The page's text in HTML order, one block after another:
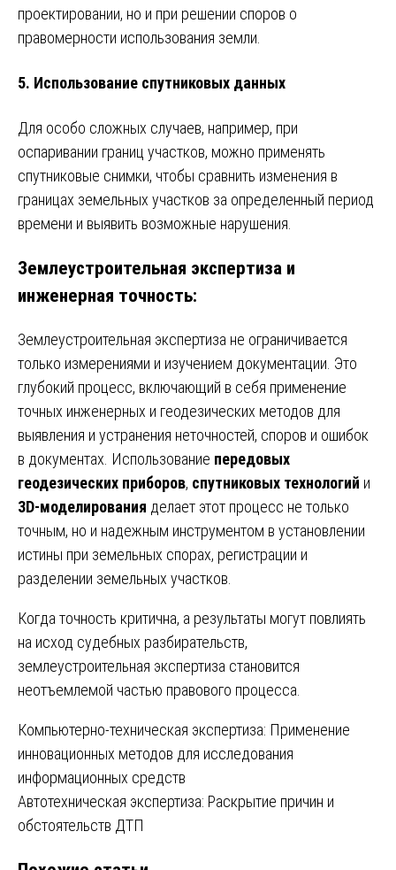
проектировании, но и при решении споров о
правомерности использования земли.
5. Использование спутниковых данных
Для особо сложных случаев, например, при
оспаривании границ участков, можно применять
спутниковые снимки, чтобы сравнить изменения в
границах земельных участков за определенный период
времени и выявить возможные нарушения.
Землеустроительная экспертиза и
инженерная точность:
Землеустроительная экспертиза не ограничивается
только измерениями и изучением документации. Это
глубокий процесс, включающий в себя применение
точных инженерных и геодезических методов для
выявления и устранения неточностей, споров и ошибок
в документах. Использование передовых
геодезических приборов, спутниковых технологий и
3D-моделирования делает этот процесс не только
точным, но и надежным инструментом в установлении
истины при земельных спорах, регистрации и
разделении земельных участков.
Когда точность критична, а результаты могут повлиять
на исход судебных разбирательств,
землеустроительная экспертиза становится
неотъемлемой частью правового процесса.
Навигация
по
записям
Компьютерно-техническая экспертиза: Применение
инновационных методов для исследования
информационных средств
Автотехническая экспертиза: Раскрытие причин и
обстоятельств ДТП